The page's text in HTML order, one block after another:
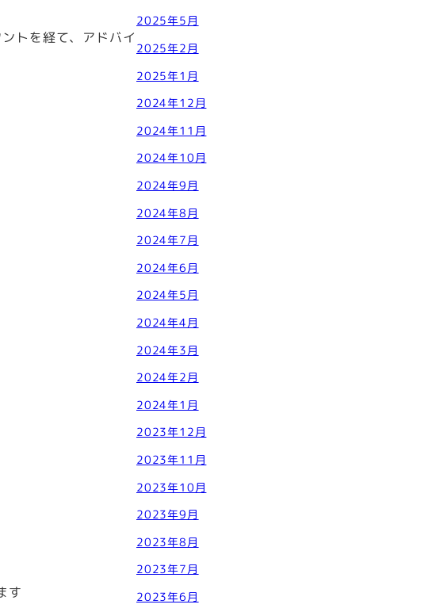
トを経て、アドバイ
す
2025年5月
2025年2月
2025年1月
2024年12月
2024年11月
2024年10月
2024年9月
2024年8月
2024年7月
2024年6月
2024年5月
2024年4月
2024年3月
2024年2月
2024年1月
2023年12月
2023年11月
2023年10月
2023年9月
2023年8月
2023年7月
2023年6月